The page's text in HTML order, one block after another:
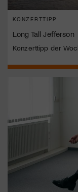
KONZERTTIPP
Long Tall Jefferson
Konzerttipp der